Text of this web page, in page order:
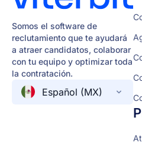
Somos el software de
reclutamiento que te ayudará
a atraer candidatos, colaborar
con tu equipo y optimizar toda
la contratación.
Español (MX)